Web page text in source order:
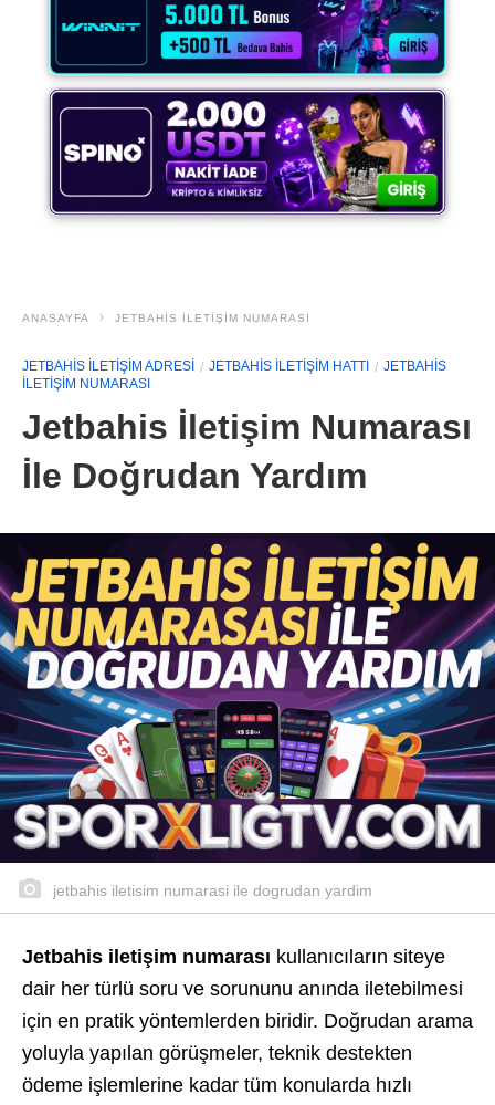
ANASAYFA JETBAHIS ILETIŞIM NUMARASI
JETBAHIS ILETIŞIM ADRESI JETBAHIS ILETIŞIM HATTI
JETBAHIS
ILETIŞIM NUMARASI
Jetbahis İletişim Numarası
İle Doğrudan Yardım
jetbahis iletisim numarasi ile dogrudan yardim
Jetbahis iletişim numarası kullanıcıların siteye
dair her türlü soru ve sorununu anında iletebilmesi
için en pratik yöntemlerden biridir. Doğrudan arama
yoluyla yapılan görüşmeler, teknik destekten
ödeme işlemlerine kadar tüm konularda hızlı